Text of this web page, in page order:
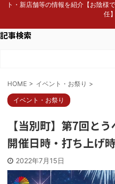
ト・新店舗等の情報を紹介【お陰様
任】
記事検索
HOME > イベント・お祭り >
イベント・お祭り
【当別町】第7回と
開催日時・打ち上げ
2022年7月15日